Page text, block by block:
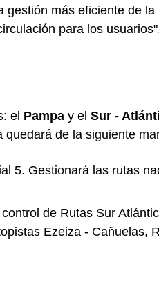
gestión más eficiente de la
para los
el Pampa y el Sur -
de la siguiente
5. Gestionará las rutas
control de Rutas Sur
Ezeiza - Cañuelas,